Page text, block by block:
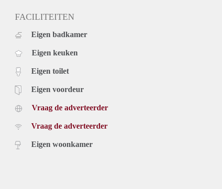
FACILITEITEN
Eigen badkamer
Eigen keuken
Eigen toilet
Eigen voordeur
Vraag de adverteerder
Vraag de adverteerder
Eigen woonkamer